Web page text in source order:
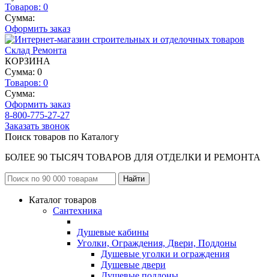
Товаров: 0
Сумма:
Оформить заказ
КОРЗИНА
Сумма: 0
Товаров: 0
Сумма:
Оформить заказ
8-800-775-27-27
Заказать звонок
Поиск товаров по Каталогу
БОЛЕЕ 90 ТЫСЯЧ ТОВАРОВ ДЛЯ ОТДЕЛКИ И РЕМОНТА
Каталог товаров
Сантехника
Душевые кабины
Уголки, Ограждения, Двери, Поддоны
Душевые уголки и ограждения
Душевые двери